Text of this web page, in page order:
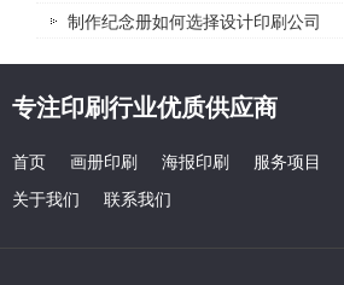
制作纪念册如何选择设计印刷公司
专注印刷行业优质供应商
首页 画册印刷 海报印刷 服务项目
关于我们
联系我们